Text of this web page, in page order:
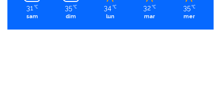
31 ℃
sam
35 ℃
dim
34 ℃
lun
32 ℃
mar
35 ℃
mer